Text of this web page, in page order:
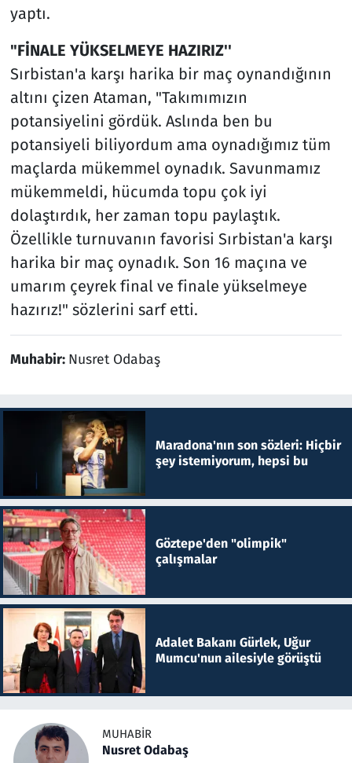
yaptı.
"FİNALE YÜKSELMEYE HAZIRIZ''
Sırbistan'a karşı harika bir maç oynandığının
altını çizen Ataman, "Takımımızın
potansiyelini gördük. Aslında ben bu
potansiyeli biliyordum ama oynadığımız tüm
maçlarda mükemmel oynadık. Savunmamız
mükemmeldi, hücumda topu çok iyi
dolaştırdık, her zaman topu paylaştık.
Özellikle turnuvanın favorisi Sırbistan'a karşı
harika bir maç oynadık. Son 16 maçına ve
umarım çeyrek final ve finale yükselmeye
hazırız!" sözlerini sarf etti.
Muhabir: Nusret Odabaş
Maradona'nın son sözleri: Hiçbir
şey istemiyorum, hepsi bu
Göztepe'den "olimpik"
çalışmalar
Adalet Bakanı Gürlek, Uğur
Mumcu'nun ailesiyle görüştü
MUHABIR
Nusret Odabaş